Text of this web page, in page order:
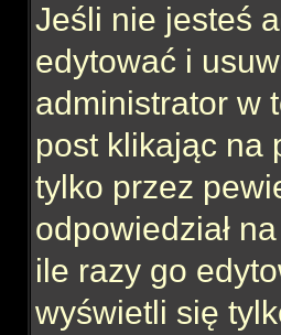
Jeśli nie jesteś
edytować i
administrator w
post klikając na
tylko przez
odpowiedział
ile razy go
wyświetli się